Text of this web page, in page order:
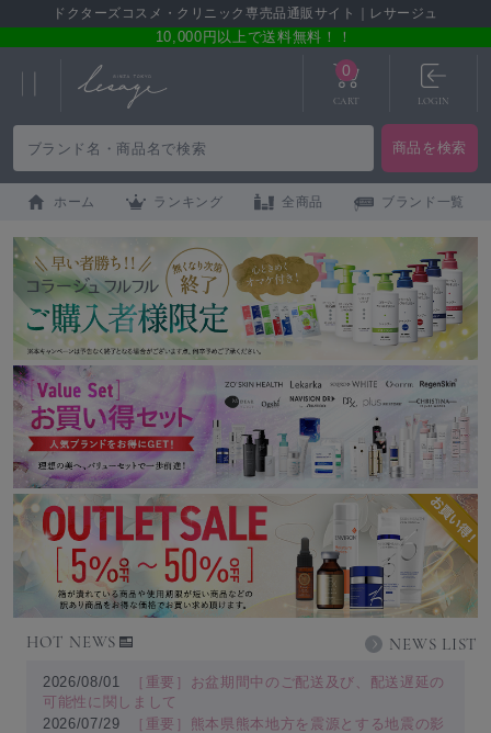
ドクターズコスメ・クリニック専売品通販サイト｜レサージュ
10,000円以上で送料無料！！
0
CART LOGIN
ホーム ランキング 全商品 ブランド一覧
HOT NEWS NEWS LIST
2026/08/01
［重要］お盆期間中のご配送及び、配送遅延の
可能性に関しまして
2026/07/29
［重要］熊本県熊本地方を震源とする地震の影